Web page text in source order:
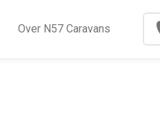
Over N57 Caravans